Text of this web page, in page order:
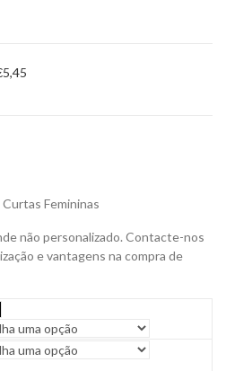
5,45
Femininas
não personalizado. Contacte-nos
e vantagens na compra de